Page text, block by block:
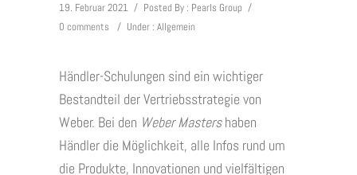
19. Februar 2021 / Posted By : Pearls Group /
0 comments / Under : Allgemein
Händler-Schulungen sind ein wichtiger
Bestandteil der Vertriebsstrategie von
Weber. Bei den Weber Mastershaben
Händler die Möglichkeit, alle Infos rund um
die Produkte, Innovationen und vielfältigen